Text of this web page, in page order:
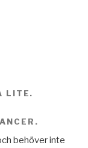
LITE.
behöver inte